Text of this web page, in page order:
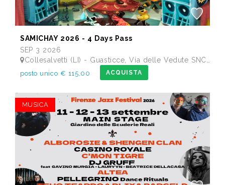
SAMICHAY 2026 - 4 Days Pass
SEP 3 2026
Collesalvetti (LI) - Guasticce, Via delle Vedute SNC - Lago Alberto, Tenuta Bellavista Insuese
posto unico € 115,00 ACQUISTA
MUSICA